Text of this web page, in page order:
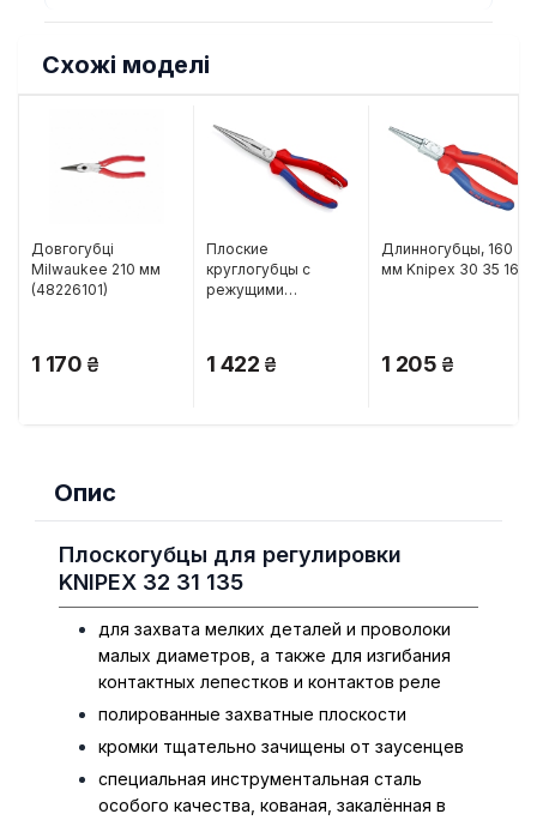
Схожі моделі
Довгогубці
Milwaukee 210 мм
(48226101)
1 170
Плоские
круглогубцы с
режущими
1 422
Длинногубцы, 160
мм Knipex 30 35 160
1 205
Опис
Плоскогубцы для регулировки
KNIPEX 32 31 135
для захвата мелких деталей и проволоки
малых диаметров, а также для изгибания
контактных лепестков и контактов реле
полированные захватные плоскости
кромки тщательно зачищены от заусенцев
специальная инструментальная сталь
особого качества, кованая, закалённая в